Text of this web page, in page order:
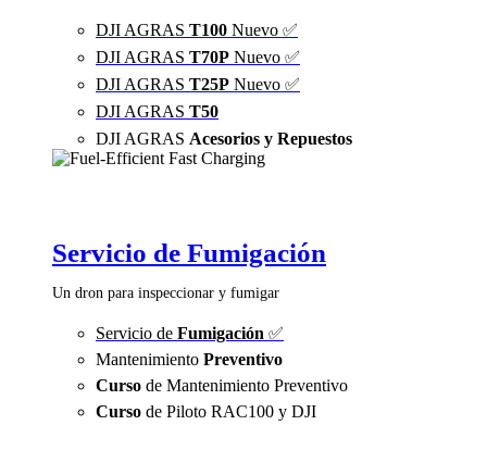
DJI AGRAS T100 Nuevo ✅
DJI AGRAS T70P Nuevo ✅
DJI AGRAS T25P Nuevo ✅
DJI AGRAS T50
DJI AGRAS Acesorios y Repuestos
Servicio de Fumigación
Un dron para inspeccionar y fumigar
Servicio de Fumigación ✅
Mantenimiento Preventivo
Curso de Mantenimiento Preventivo
Curso de Piloto RAC100 y DJI